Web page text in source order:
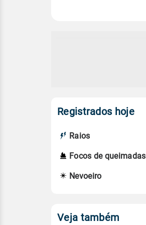
Registrados hoje
Raios
Focos de queimadas
Nevoeiro
Veja também